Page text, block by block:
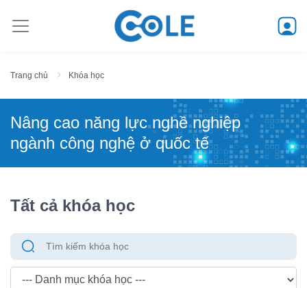
Trang chủ Khóa học
Nâng cao năng lực nghề nghiệp
ngành công nghệ ở quốc tế
Tất cả khóa học